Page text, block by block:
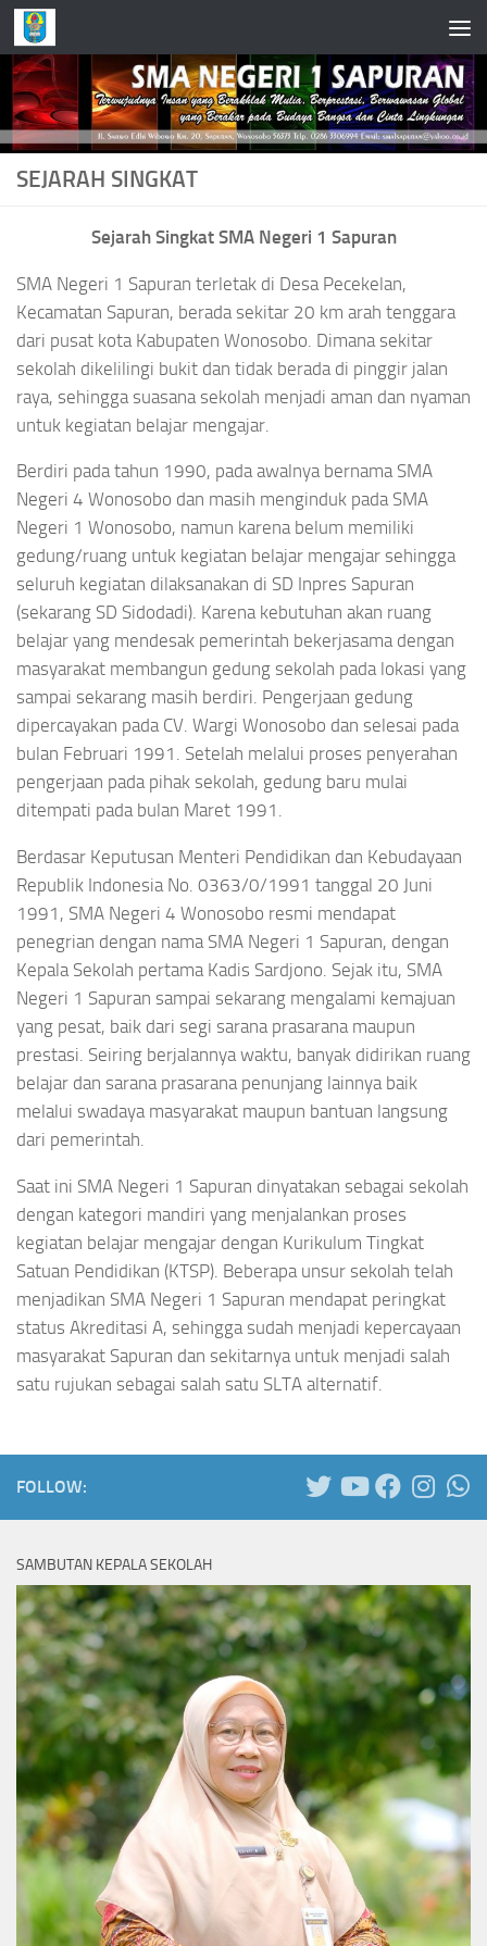
Skip to content
SEJARAH SINGKAT
Sejarah Singkat SMA Negeri 1 Sapuran
SMA Negeri 1 Sapuran terletak di Desa Pecekelan,
Kecamatan Sapuran, berada sekitar 20 km arah tenggara
dari pusat kota Kabupaten Wonosobo. Dimana sekitar
sekolah dikelilingi bukit dan tidak berada di pinggir jalan
raya, sehingga suasana sekolah menjadi aman dan nyaman
untuk kegiatan belajar mengajar.
Berdiri pada tahun 1990, pada awalnya bernama SMA
Negeri 4 Wonosobo dan masih menginduk pada SMA
Negeri 1 Wonosobo, namun karena belum memiliki
gedung/ruang untuk kegiatan belajar mengajar sehingga
seluruh kegiatan dilaksanakan di SD Inpres Sapuran
(sekarang SD Sidodadi). Karena kebutuhan akan ruang
belajar yang mendesak pemerintah bekerjasama dengan
masyarakat membangun gedung sekolah pada lokasi yang
sampai sekarang masih berdiri. Pengerjaan gedung
dipercayakan pada CV. Wargi Wonosobo dan selesai pada
bulan Februari 1991. Setelah melalui proses penyerahan
pengerjaan pada pihak sekolah, gedung baru mulai
ditempati pada bulan Maret 1991.
Berdasar Keputusan Menteri Pendidikan dan Kebudayaan
Republik Indonesia No. 0363/0/1991 tanggal 20 Juni
1991, SMA Negeri 4 Wonosobo resmi mendapat
penegrian dengan nama SMA Negeri 1 Sapuran, dengan
Kepala Sekolah pertama Kadis Sardjono. Sejak itu, SMA
Negeri 1 Sapuran sampai sekarang mengalami kemajuan
yang pesat, baik dari segi sarana prasarana maupun
prestasi. Seiring berjalannya waktu, banyak didirikan ruang
belajar dan sarana prasarana penunjang lainnya baik
melalui swadaya masyarakat maupun bantuan langsung
dari pemerintah.
Saat ini SMA Negeri 1 Sapuran dinyatakan sebagai sekolah
dengan kategori mandiri yang menjalankan proses
kegiatan belajar mengajar dengan Kurikulum Tingkat
Satuan Pendidikan (KTSP). Beberapa unsur sekolah telah
menjadikan SMA Negeri 1 Sapuran mendapat peringkat
status Akreditasi A, sehingga sudah menjadi kepercayaan
masyarakat Sapuran dan sekitarnya untuk menjadi salah
satu rujukan sebagai salah satu SLTA alternatif.
FOLLOW:
SAMBUTAN KEPALA SEKOLAH